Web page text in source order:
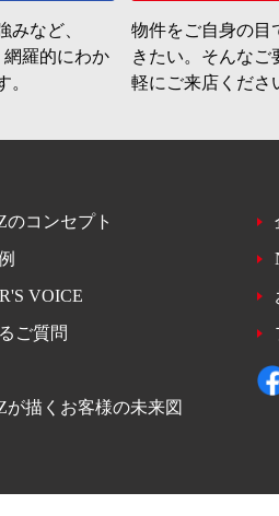
みなど、
羅的にわか
物件をご自身の目
きたい。そんなご
軽にご来店くださ
のコンセプト
VOICE
ご質問
が描くお客様の未来図